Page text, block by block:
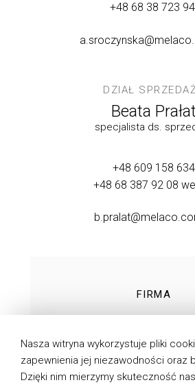
+48 68 38 723 94
DZIAŁ
Beata Prałat
specjalista ds.
+48 609 158 634
+48 68 387 92 08
FIRMA
PRODUKTY
DO POBRANIA
Nasza witryna wykorzystuje pliki
zapewnienia jej niezawodności oraz
Dzięki nim mierzymy skuteczność